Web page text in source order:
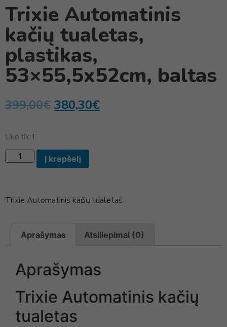
Trixie Automatinis
kačių tualetas,
plastikas,
53×55,5x52cm, baltas
399,00€ 380,30€
Liko tik 1
Į krepšelį
Trixie Automatinis kačių tualetas
Aprašymas Atsiliepimai (0)
Aprašymas
Trixie Automatinis kačių
tualetas